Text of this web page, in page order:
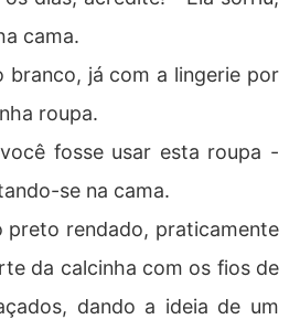
cama.
branco, já com a lingerie por
roupa.
fosse usar esta roupa -
se na cama.
preto rendado, praticamente
da calcinha com os fios de
dando a ideia de um